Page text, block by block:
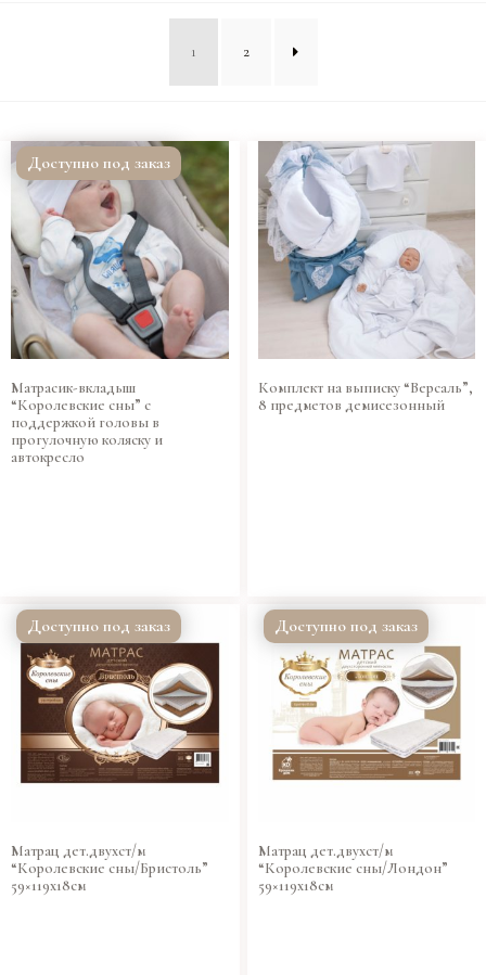
1 2
Доступно под заказ
Матрасик-вкладыш
“Королевские сны” с
поддержкой головы в
прогулочную коляску и
автокресло
Комплект на выписку “Версаль”,
8 предметов демисезонный
Доступно под заказ
Матрац дет.двухст/м
“Королевские сны/Бристоль”
59×119х18см
Доступно под заказ
Матрац дет.двухст/м
“Королевские сны/Лондон”
59×119х18см